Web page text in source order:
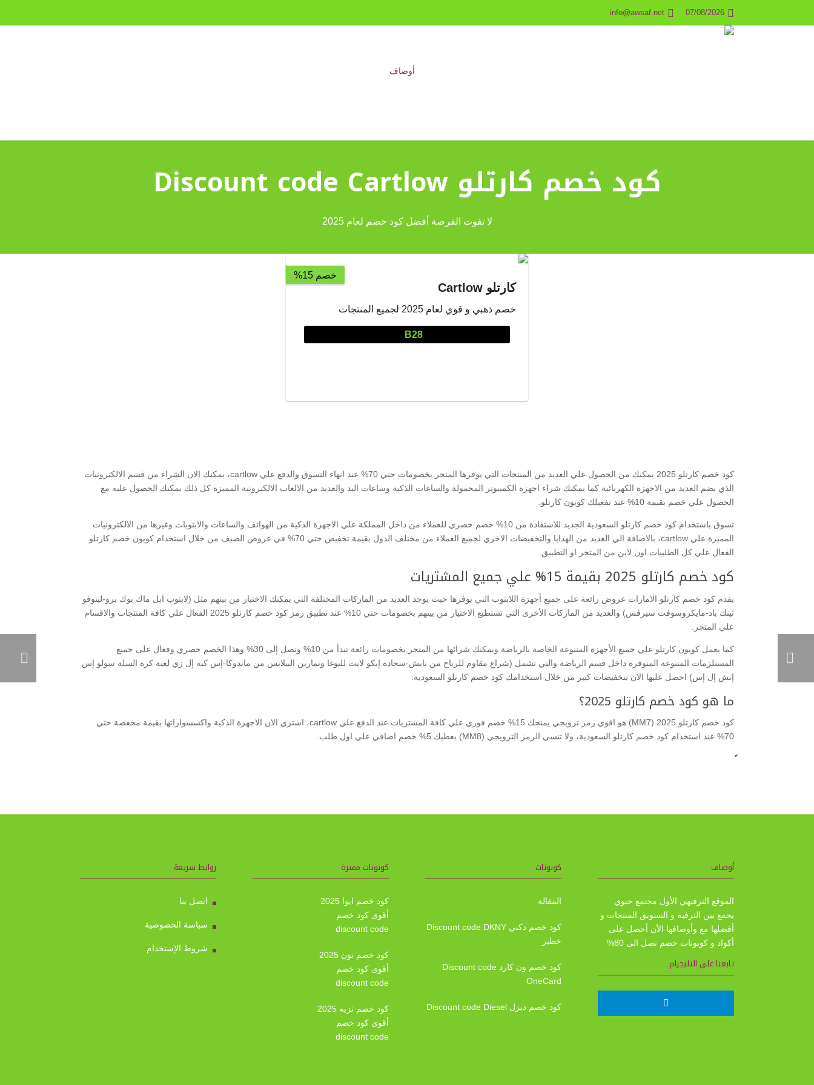
07/08/2026
info@awsaf.net
كود خصم كارتلو Discount code Cartlow
لا تفوت الفرصة أفضل كود خصم لعام 2025
خصم 15%
كارتلو Cartlow
خصم ذهبي و قوي لعام 2025 لجميع المنتجات
B28
كود خصم كارتلو 2025 يمكنك من الحصول علي العديد من المنتجات التي يوفرها المتجر بخصومات حتي 70% عند انهاء التسوق والدفع علي cartlow، يمكنك الان الشراء من قسم الالكترونيات
الذي يضم العديد من الاجهزة الكهربائية كما يمكنك شراء اجهزة الكمبيوتر المحمولة والساعات الذكية وساعات اليد والعديد من الالعاب الالكترونية المميزة كل ذلك يمكنك الحصول عليه مع
الحصول علي خصم بقيمة 10% عند تفعيلك كوبون كارتلو.
تسوق باستخدام كود خصم كارتلو السعودية الجديد للاستفادة من 10% خصم حصري للعملاء من داخل المملكة علي الاجهزة الذكية من الهواتف والساعات والابتوبات وغيرها من الالكترونيات
المميزة علي cartlow، بالاضافة الي العديد من الهدايا والتخفيضات الاخري لجميع العملاء من مختلف الدول بقيمة تخفيض حتي 70% في عروض الصيف من خلال استخدام كوبون خصم كارتلو
الفعال علي كل الطلبيات اون لاين من المتجر او التطبيق.
كود خصم كارتلو 2025 بقيمة 15% علي جميع المشتريات
يقدم كود خصم كارتلو الامارات عروض رائعة على جميع أجهزة اللابتوب التي يوفرها حيث يوجد العديد من الماركات المختلفة التي يمكنك الاختيار من بينهم مثل (لابتوب ابل ماك بوك برو-لينوفو
ثينك باد-مايكروسوفت سيرفس) والعديد من الماركات الأخرى التي تستطيع الاختيار من بينهم بخصومات حتي 10% عند تطبيق رمز كود خصم كارتلو 2025 الفعال علي كافة المنتجات والاقسام
علي المتجر.
كما يعمل كوبون كارتلو علي جميع الأجهزة المتنوعة الخاصة بالرياضة ويمكنك شرائها من المتجر بخصومات رائعة تبدأ من 10% وتصل إلى 30% وهذا الخصم حصري وفعال على جميع
المستلزمات المتنوعة المتوفرة داخل قسم الرياضة والتي تشمل (شراع مقاوم للرياح من نايش-سجادة إيكو لايت لليوغا وتمارين البيلاتس من ماندوكا-إس كيه إل زي لعبة كرة السلة سولو إس
إتش إل إس) احصل عليها الان بتخفيضات كبير من خلال استخدامك كود خصم كارتلو السعودية.
ما هو كود خصم كارتلو 2025؟
كود خصم كارتلو 2025 (MM7) هو اقوي رمز ترويجي يمنحك 15% خصم فوري علي كافة المشتريات عند الدفع علي cartlow، اشتري الان الاجهزة الذكية واكسسواراتها بقيمة مخفضة حتي
70% عند استخدام كود خصم كارتلو السعودية، ولا تنسي الرمز الترويجي (MM8) يعطيك 5% خصم اضافي علي اول طلب.
أوصاف
الموقع الترفيهي الأول مجتمع حيوي
يجمع بين الترفية و التسويق المنتجات و
أفضلها مع وأوصافها الأن أحصل على
أكواد و كوبونات خصم تصل الى 80%
تابعنا على التليجرام
كوبونات
المقالة
كود خصم دكني Discount code DKNY
خطير
كود خصم ون كارد Discount code
OneCard
كود خصم ديزل Discount code Diesel
كوبونات مميزة
كود خصم ايوا 2025
أقوى كود خصم
discount code
كود خصم نون 2025
أقوى كود خصم
discount code
كود خصم نزيه 2025
أقوى كود خصم
discount code
روابط سريعة
اتصل بنا
سياسة الخصوصية
شروط الإستخدام